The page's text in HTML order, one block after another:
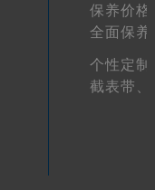
浙江省嘉兴市南湖区广益路705号嘉兴世界贸易中心A座13层1304室宝玑售后服务中心（需提前预约）
浙江省金华市金东区东市南街777号金华万达广场4号楼22楼2209室宝玑售后服务中心（需提前预约）
务中心（需提前预约）
浙江省宁波市江北区大闸南路500号来福士广场办公楼20层2009室宝玑售后服务中心（需提前预约）
务中心（需提前预约）
保养价格
全面保养
个性定制
截表带、